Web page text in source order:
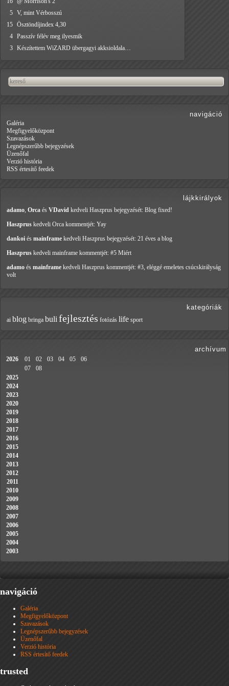
5 V, mint Vérbosszú
15 Ösztöndíjindex 4,30
4 Passzív félév meg ilyesmik
3 Készítettem WiZARD übergagyi akksioldala…
navigáció
Galéria
Megfigyelőközpont
Szavazások
Legnépszerűbb bejegyzések
Üzenőfal
Verzió história
RSS értesítő feedek
lájkkirályok
adamo, Orca és VDavid kedveli Haszprus bejegyzését: Blog fixed!
Haszprus kedveli Orca kommentjét: Yay
dankoi és mainframe kedveli Haszprus bejegyzését: 21 éves a blog
Haszprus kedveli mainframe kommentjét: #5 Miért
adamo és mainframe kedveli Haszprus kommentjét: #3, eléggé emeletes csúcskirályság
volt
kategóriák
ai blog bringa buli fejlesztés fotózás life sport
archívum
2026 01 02 03 04 05
06
07
08
2025
2024
2023
2020
2019
2018
2017
2016
2015
2014
2013
2012
2011
2010
2009
2008
2007
2006
2005
2004
2003
navigáció
Galéria
Megfigyelőközpont
Szavazások
Legnépszerűbb bejegyzések
Üzenőfal
Verzió história
RSS értesítő feedek
trusted